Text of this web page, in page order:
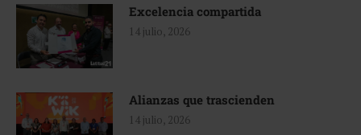
Excelencia compartida
14 julio, 2026
Alianzas que trascienden
14 julio, 2026